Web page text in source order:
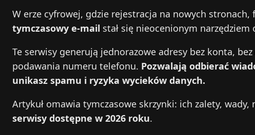
W erze cyfrowej, gdzie rejestracja na nowych
tymczasowy e‑mail stał się nieocenionym
Te serwisy generują jednorazowe adresy bez konta,
podawania numeru telefonu. Pozwalają odbierać
unikasz spamu i ryzyka wycieków danych.
Artykuł omawia tymczasowe skrzynki: ich zalety, wady,
serwisy dostępne w 2026 roku.